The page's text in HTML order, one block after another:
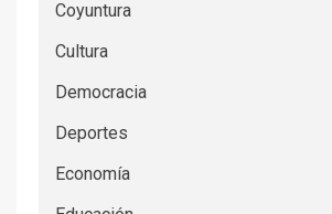
Coyuntura
Cultura
Democracia
Deportes
Economía